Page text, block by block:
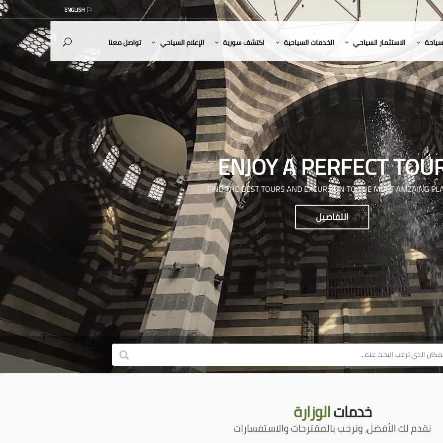
ENGLISH
الاستثمار السياحي الخدمات السياحية اكتشف سورية الإعلام السياحي تواصل معنا
ENJOY A PERFECT
FIND THE BEST TOURS AND EXCURSION TO THE MOST AMZAING
التفاصيل
خدماتالوزارة
نقدم لك الأفضل، ونرحب بالمقترحات والاستفسارات